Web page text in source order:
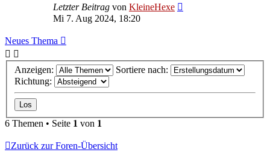
Letzter Beitrag von KleineHexe
Mi 7. Aug 2024, 18:20
Neues Thema
Anzeigen:
Sortiere nach:
Richtung:
6 Themen • Seite 1 von 1
Zurück zur Foren-Übersicht